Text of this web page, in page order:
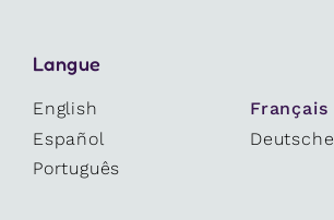
Langue
English
Français
Español
Deutsche
Português